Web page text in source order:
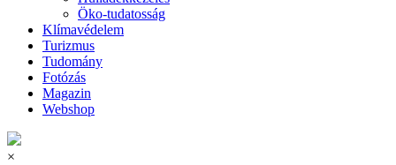
Öko-tudatosság
Klímavédelem
Turizmus
Tudomány
Fotózás
Magazin
Webshop
×